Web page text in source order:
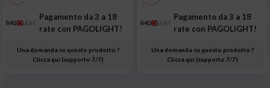
Pagamento da 3 a 18
rate con PAGOLIGHT!
Una domanda su questo prodotto ?
Clicca qui (supporto 7/7)
Pagamento da 3 a 18
rate con PAGOLIGHT!
Una domanda su questo prodotto ?
Clicca qui (supporto 7/7)